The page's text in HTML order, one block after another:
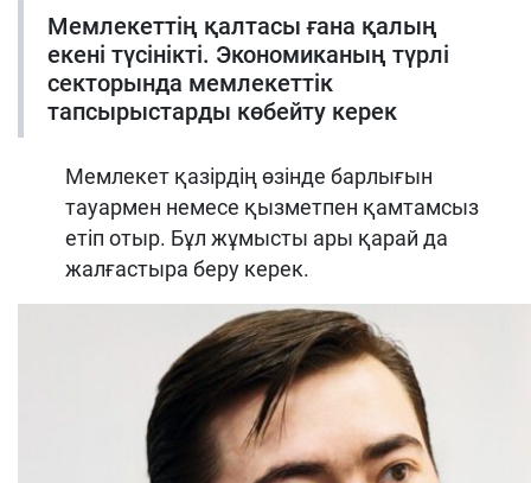
Мемлекеттің қалтасы ғана қалың
екені түсінікті. Экономиканың түрлі
секторында мемлекеттік
тапсырыстарды көбейту керек
Мемлекет қазірдің өзінде барлығын
тауармен немесе қызметпен қамтамсыз
етіп отыр. Бұл жұмысты ары қарай да
жалғастыра беру керек.